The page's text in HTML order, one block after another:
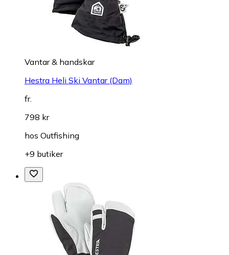
Vantar & handskar
Hestra Heli Ski Vantar (Dam)
fr.
798 kr
hos Outfishing
+9 butiker